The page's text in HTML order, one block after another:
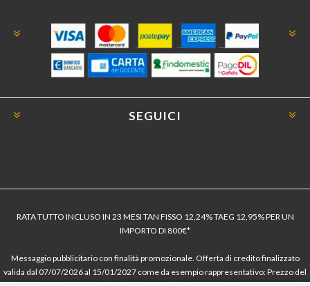
SEGUICI
RATA TUTTO INCLUSO IN 23 MESI TAN FISSO 12,24% TAEG 12,95% PER UN
IMPORTO DI 800€*
Messaggio pubblicitario con finalità promozionale. Offerta di credito finalizzato
valida dal 07/07/2026 al 15/01/2027 come da esempio rappresentativo: Prezzo del